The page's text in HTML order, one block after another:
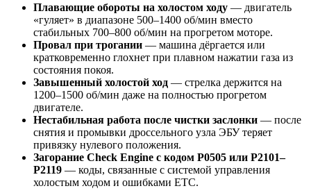
Плавающие обороты на холостом ходу — двигатель
«гуляет» в диапазоне 500–1400 об/мин вместо
стабильных 700–800 об/мин на прогретом моторе.
Провал при трогании — машина дёргается или
кратковременно глохнет при плавном нажатии газа из
состояния покоя.
Завышенный холостой ход — стрелка держится на
1200–1500 об/мин даже на полностью прогретом
двигателе.
Нестабильная работа после чистки заслонки — после
снятия и промывки дроссельного узла ЭБУ теряет
привязку нулевого положения.
Загорание Check Engine с кодом P0505 или P2101–
P2119 — коды, связанные с системой управления
холостым ходом и ошибками ETC.